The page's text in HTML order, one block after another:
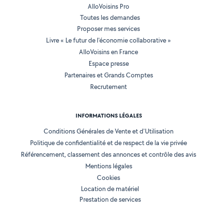
AlloVoisins Pro
Toutes les demandes
Proposer mes services
Livre « Le futur de l'économie collaborative »
AlloVoisins en France
Espace presse
Partenaires et Grands Comptes
Recrutement
INFORMATIONS LÉGALES
Conditions Générales de Vente et d'Utilisation
Politique de confidentialité et de respect de la vie privée
Référencement, classement des annonces et contrôle des avis
Mentions légales
Cookies
Location de matériel
Prestation de services